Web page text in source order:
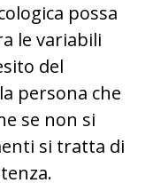
possa
le variabili
del
persona che
se non si
si tratta di